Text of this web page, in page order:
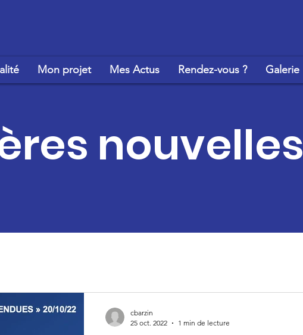
Mon projet Mes Actus Rendez-vous ? Galerie
nouvelles
cbarzin
25 oct. 2022
1 min de lecture